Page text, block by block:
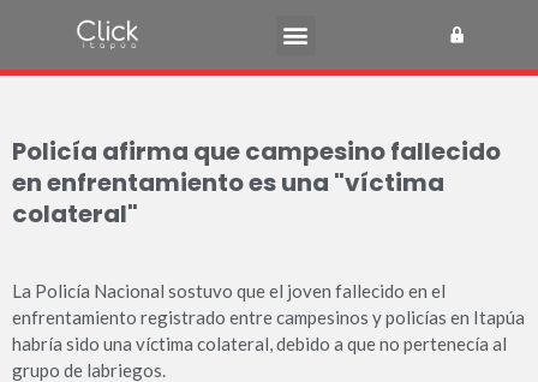
Policía afirma que campesino fallecido
en enfrentamiento es una "víctima
colateral"
La Policía Nacional sostuvo que el joven fallecido en el
enfrentamiento registrado entre campesinos y policías en Itapúa
habría sido una víctima colateral, debido a que no pertenecía al
grupo de labriegos.